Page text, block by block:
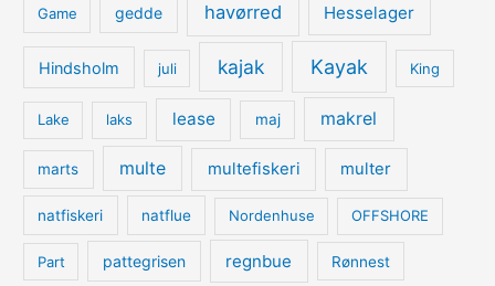
Game gedde havørred Hesselager
Hindsholm juli kajak Kayak King
Lake laks lease maj makrel
marts multe multefiskeri multer
natfiskeri natflue Nordenhuse OFFSHORE
Part pattegrisen regnbue Rønnest